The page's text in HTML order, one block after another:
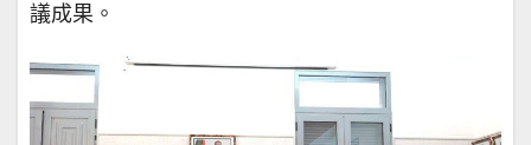
議成果。